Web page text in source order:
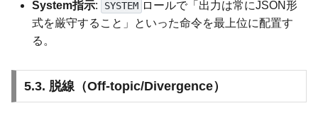
System指示: SYSTEM ロールで「出力は常にJSON形
式を厳守すること」といった命令を最上位に配置す
る。
5.3. 脱線（Off-topic/Divergence）